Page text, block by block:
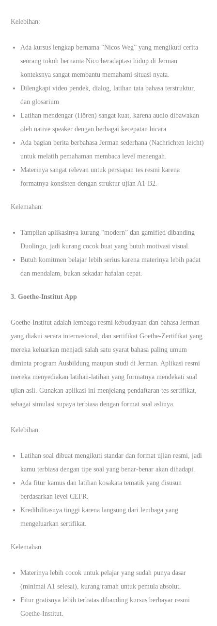
Kelebihan:
Ada kursus lengkap bernama “Nicos Weg” yang mengikuti cerita
seorang tokoh bernama Nico beradaptasi hidup di Jerman
konteksnya sangat membantu memahami situasi nyata.
Dilengkapi video pendek, dialog, latihan tata bahasa terstruktur,
dan glosarium
Latihan mendengar (Hören) sangat kuat, karena audio dibawakan
oleh native speaker dengan berbagai kecepatan bicara.
Ada bagian berita berbahasa Jerman sederhana (Nachrichten leicht)
untuk melatih pemahaman membaca level menengah.
Materinya sangat relevan untuk persiapan tes resmi karena
formatnya konsisten dengan struktur ujian A1-B2.
Kelemahan:
Tampilan aplikasinya kurang “modern” dan gamified dibanding
Duolingo, jadi kurang cocok buat yang butuh motivasi visual.
Butuh komitmen belajar lebih serius karena materinya lebih padat
dan mendalam, bukan sekadar hafalan cepat.
3. Goethe-Institut App
Goethe-Institut adalah lembaga resmi kebudayaan dan bahasa Jerman
yang diakui secara internasional, dan sertifikat Goethe-Zertifikat yang
mereka keluarkan menjadi salah satu syarat bahasa paling umum
diminta program Ausbildung maupun studi di Jerman. Aplikasi resmi
mereka menyediakan latihan-latihan yang formatnya mendekati soal
ujian asli. Gunakan aplikasi ini menjelang pendaftaran tes sertifikat,
sebagai simulasi supaya terbiasa dengan format soal aslinya.
Kelebihan:
Latihan soal dibuat mengikuti standar dan format ujian resmi, jadi
kamu terbiasa dengan tipe soal yang benar-benar akan dihadapi.
Ada fitur kamus dan latihan kosakata tematik yang disusun
berdasarkan level CEFR.
Kredibilitasnya tinggi karena langsung dari lembaga yang
mengeluarkan sertifikat.
Kelemahan:
Materinya lebih cocok untuk pelajar yang sudah punya dasar
(minimal A1 selesai), kurang ramah untuk pemula absolut.
Fitur gratisnya lebih terbatas dibanding kursus berbayar resmi
Goethe-Institut.